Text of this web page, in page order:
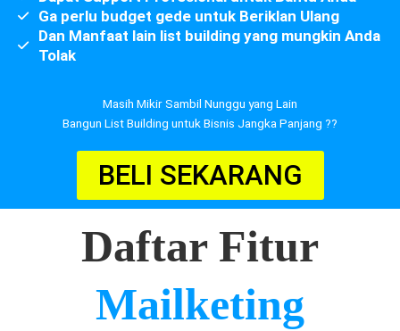
Ga perlu budget gede untuk Beriklan Ulang
Dan Manfaat lain list building yang mungkin Anda
Tolak
Masih Mikir Sambil Nunggu yang Lain
Bangun List Building untuk Bisnis Jangka Panjang ??
BELI SEKARANG
Daftar Fitur
Mailketing